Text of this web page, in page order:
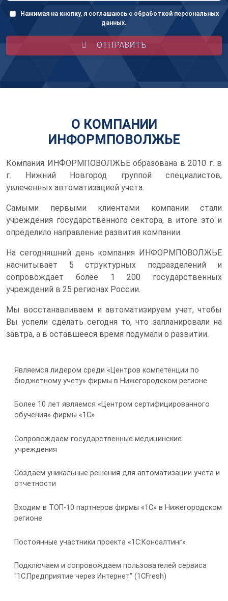
Нажимая на кнопку, я соглашаюсь с обработкой персональных
данных.
ОТПРАВИТЬ
О КОМПАНИИ
ИНФОРМПОВОЛЖЬЕ
Компания ИНФОРМПОВОЛЖЬЕ образована в 2010 г. в
г. Нижний Новгород группой специалистов,
увлеченных автоматизацией учета.
Самыми первыми клиентами компании стали
учреждения государственного сектора, в итоге это и
определило направление развития компании.
На сегодняшний день компания ИНФОРМПОВОЛЖЬЕ
насчитывает 5 структурных подразделений и
сопровождает более 1 200 государственных
учреждений в 25 регионах России.
Мы восстанавливаем и автоматизируем учет, чтобы
Вы успели сделать сегодня то, что запланировали на
завтра, а в оставшееся время подумали о развитии.
Являемся лидером среди «Центров компетенции по
бюджетному учету» фирмы в Нижегородском регионе
Более 10 лет являемся «Центром сертифицированного
обучения» фирмы «1С»
Сопровождаем государственные медицинские
учреждения
Создаем уникальные решения для автоматизации учета и
отчетности
Входим в ТОП-10 партнеров фирмы «1С» в Нижегородском
регионе
Постоянные участники проекта «1С:Консалтинг»
Подключаем и сопровождаем пользователей сервиса
"1С:Предприятие через Интернет" (1CFresh)